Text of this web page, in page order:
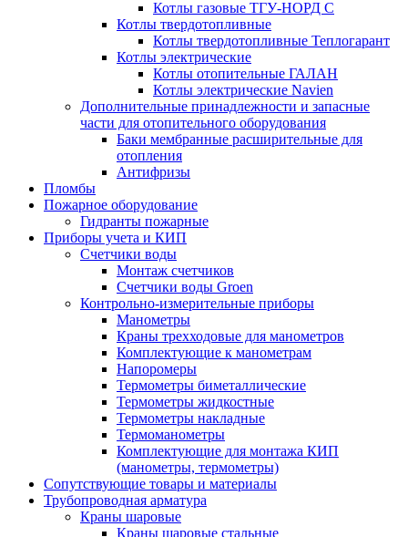
Котлы газовые ТГУ-НОРД С
Котлы твердотопливные
Котлы твердотопливные Теплогарант
Котлы электрические
Котлы отопительные ГАЛАН
Котлы электрические Navien
Дополнительные принадлежности и запасные
части для отопительного оборудования
Баки мембранные расширительные для
отопления
Антифризы
Пломбы
Пожарное оборудование
Гидранты пожарные
Приборы учета и КИП
Счетчики воды
Монтаж счетчиков
Счетчики воды Groen
Контрольно-измерительные приборы
Манометры
Краны трехходовые для манометров
Комплектующие к манометрам
Напоромеры
Термометры биметаллические
Термометры жидкостные
Термометры накладные
Термоманометры
Комплектующие для монтажа КИП
(манометры, термометры)
Сопутствующие товары и материалы
Трубопроводная арматура
Краны шаровые
Краны шаровые стальные